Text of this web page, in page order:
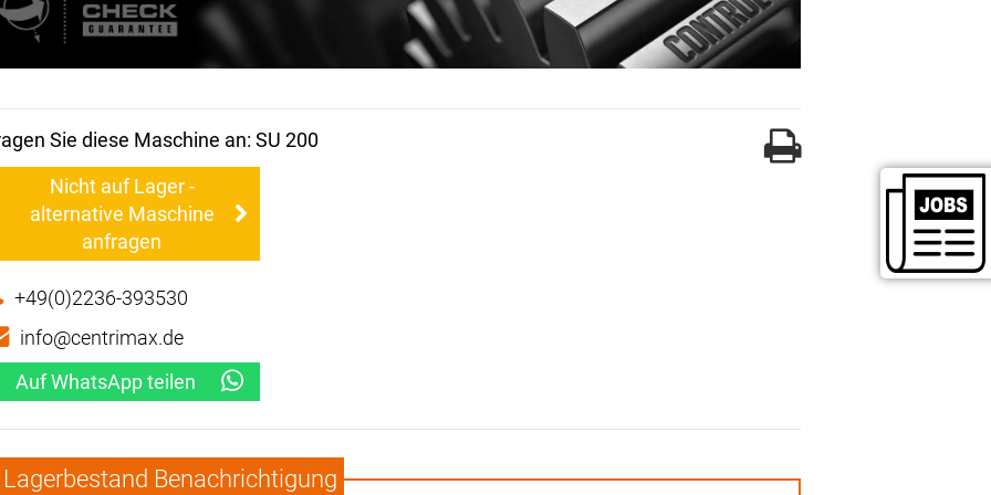
Sie diese Maschine an: SU 200
Nicht auf Lager -
alternative Maschine
anfragen
+49(0)2236-393530
info@centrimax.de
Auf WhatsApp teilen
Lagerbestand Benachrichtigung